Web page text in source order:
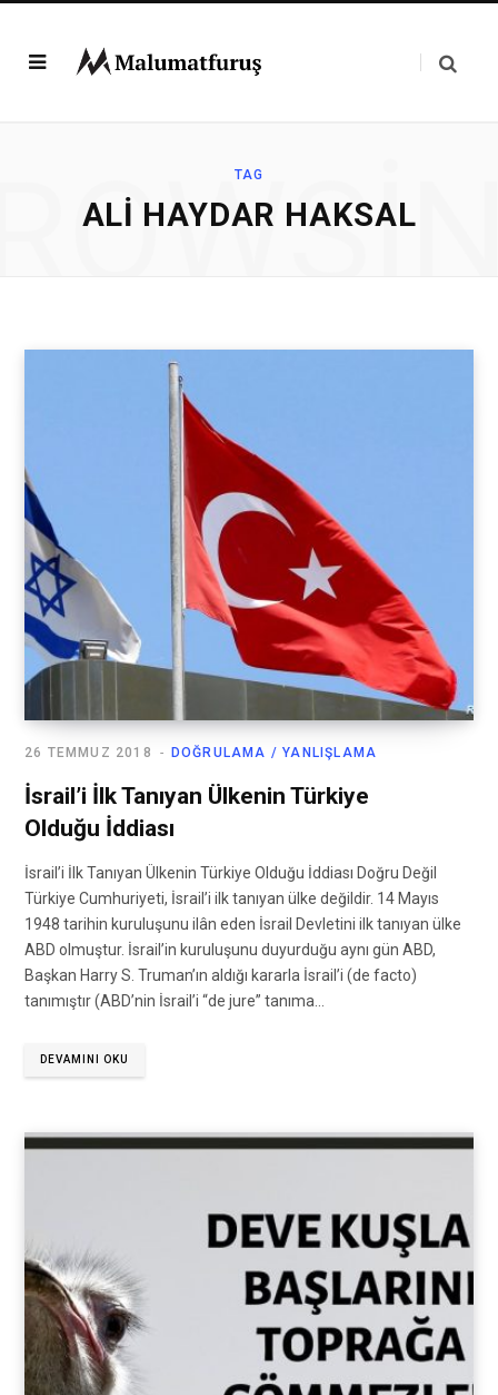
TAG
ALI HAYDAR HAKSAL
DOĞRULAMA / YANLIŞLAMA
26 TEMMUZ 2018
İsrail’i İlk Tanıyan Ülkenin Türkiye
Olduğu İddiası
İsrail’i İlk Tanıyan Ülkenin Türkiye Olduğu İddiası Doğru Değil
Türkiye Cumhuriyeti, İsrail’i ilk tanıyan ülke değildir. 14 Mayıs
1948 tarihin kuruluşunu ilân eden İsrail Devletini ilk tanıyan ülke
ABD olmuştur. İsrail’in kuruluşunu duyurduğu aynı gün ABD,
Başkan Harry S. Truman’ın aldığı kararla İsrail’i (de facto)
tanımıştır (ABD’nin İsrail’i “de jure” tanıma…
DEVAMINI OKU